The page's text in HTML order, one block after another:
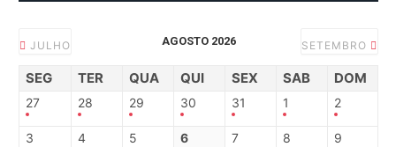
JULHO AGOSTO 2026 SETEMBRO
SEG TER QUA QUI SEX SAB DOM
27 28 29 30 31 1 2
3 4 5 6 7 8 9